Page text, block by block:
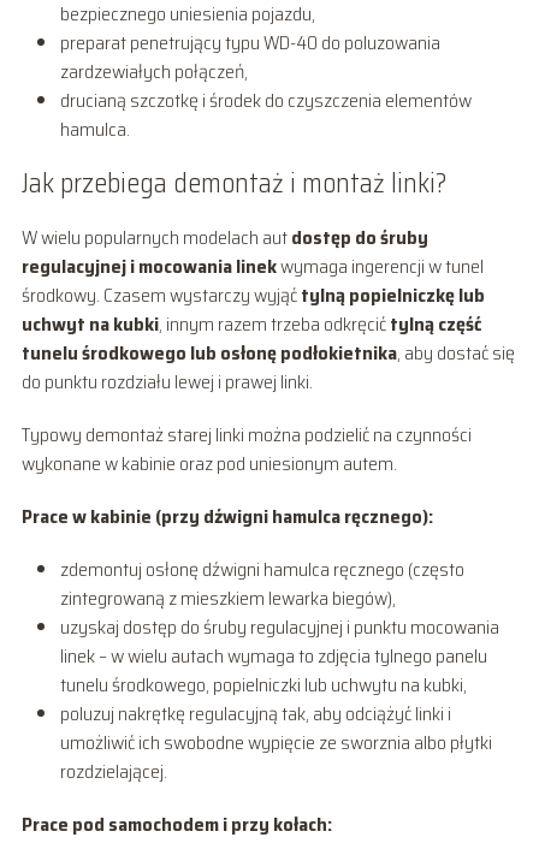
bezpiecznego uniesienia pojazdu,
preparat penetrujący typu WD-40 do poluzowania
zardzewiałych połączeń,
drucianą szczotkę i środek do czyszczenia elementów
hamulca.
Jak przebiega demontaż i montaż linki?
W wielu popularnych modelach autdostęp do śruby
regulacyjnej i mocowania linekwymaga ingerencji w tunel
środkowy. Czasem wystarczy wyjąćtylną popielniczkę lub
uchwyt na kubki, innym razem trzeba odkręcićtylną część
tunelu środkowego lub osłonę podłokietnika, aby dostać się
do punktu rozdziału lewej i prawej linki.
Typowy demontaż starej linki można podzielić na czynności
wykonane w kabinie oraz pod uniesionym autem.
Prace w kabinie (przy dźwigni hamulca ręcznego):
zdemontuj osłonę dźwigni hamulca ręcznego (często
zintegrowaną z mieszkiem lewarka biegów),
uzyskaj dostęp do śruby regulacyjnej i punktu mocowania
linek – w wielu autach wymaga to zdjęcia tylnego panelu
tunelu środkowego, popielniczki lub uchwytu na kubki,
poluzuj nakrętkę regulacyjną tak, aby odciążyć linki i
umożliwić ich swobodne wypięcie ze sworznia albo płytki
rozdzielającej.
Prace pod samochodem i przy kołach: